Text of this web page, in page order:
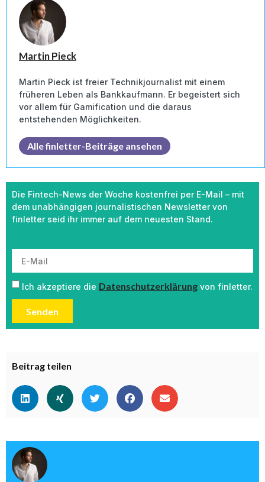
Die Fintech-News der Woche kostenfrei per E-Mail – mit
dem unabhängigen journalistischen Newsletter von
finletter seid ihr immer auf dem neuesten Stand.
Ich akzeptiere die Datenschutzerklärung von finletter.
Senden
Beitrag teilen
Martin Pieck
Martin Pieck ist freier Technikjournalist mit einem
früheren Leben als Bankkaufmann. Er begeistert sich
vor allem für Gamification und die daraus
entstehenden Möglichkeiten.
Alle finletter-Beiträge ansehen